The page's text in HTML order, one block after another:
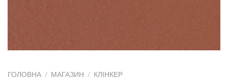
ГОЛОВНА / МАГАЗИН / КЛІНКЕР